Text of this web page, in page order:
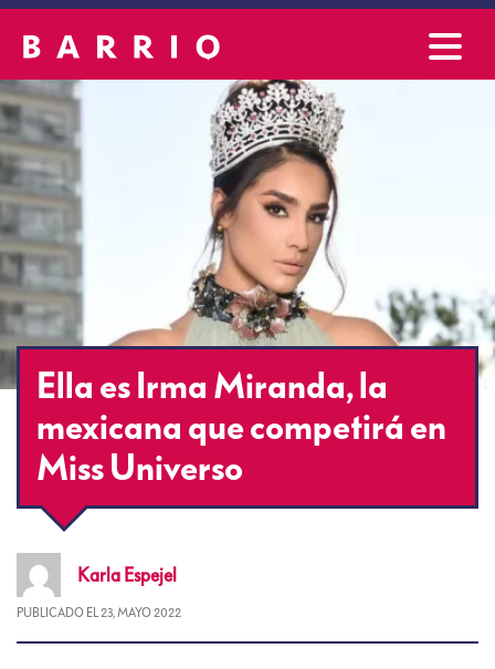
Ella es Irma Miranda, la
mexicana que competirá en
Miss Universo
Karla Espejel
PUBLICADO EL 23, MAYO 2022